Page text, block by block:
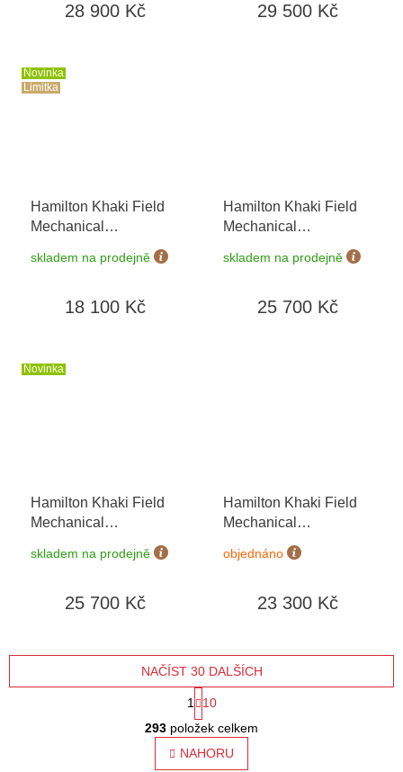
do 90 dní28 900 Kč 29 500 Kč
Novinka
Limitka
Hamilton Khaki Field
Mechanical
H69399930 USA 250th
Anniversary 2026
skladem na prodejně
18 100 Kč
Hamilton Khaki Field
Mechanical
skladem na prodejně
25 700 Kč
Novinka
Hamilton Khaki Field
Mechanical
skladem na prodejně
25 700 Kč
Hamilton Khaki Field
Mechanical
H69509930
objednáno
23 300 Kč
O
v
l
NAČÍST 30 DALŠÍCH
S
t
r
1
10
293 položek celkem
NAHORU